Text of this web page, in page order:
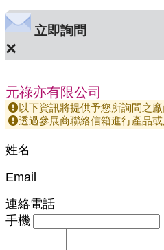
立即詢問
×
元祿亦有限公司
以下資訊將提供予您所詢問之
透過參展商聯絡信箱進行產品
姓名
Email
連絡電話
手機